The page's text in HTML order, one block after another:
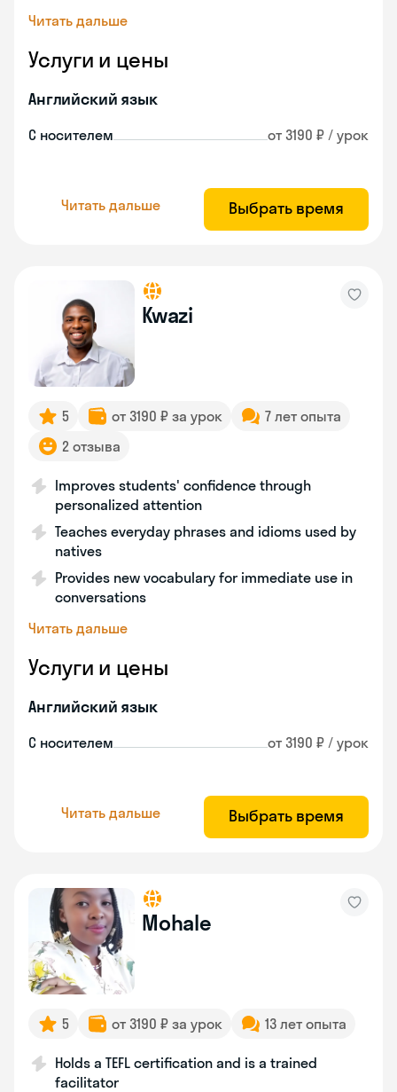
Читать дальше
Услуги и цены
Английский язык
С носителем от 3190 ₽ / урок
Читать дальше Выбрать время
Kwazi
5 от 3190 ₽ за урок
7 лет опыта
2 отзыва
Improves students' confidence through
personalized attention
Teaches everyday phrases and idioms used by
natives
Provides new vocabulary for immediate use in
conversations
Читать дальше
Услуги и цены
Английский язык
С носителем от 3190 ₽ / урок
Читать дальше Выбрать время
Mohale
5 от 3190 ₽ за урок 13 лет опыта
Holds a TEFL certification and is a trained
facilitator